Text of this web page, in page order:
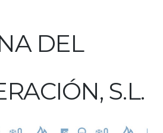
DEL
S.L.